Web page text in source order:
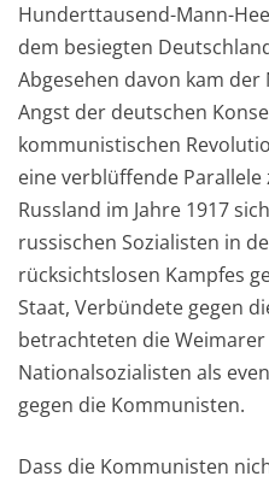
Hunderttausend-Mann-
dem besiegten
Abgesehen davon kam
Angst der deutschen
kommunistischen
eine verblüffende
Russland im Jahre 1917
russischen Sozialisten in
rücksichtslosen Kampfes
Staat, Verbündete gegen
betrachteten die
Nationalsozialisten als
gegen die Kommunisten.
Dass die Kommunisten